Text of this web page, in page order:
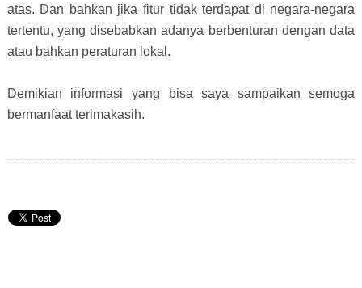
atas. Dan bahkan jika fitur tidak terdapat di negara-negara
tertentu, yang disebabkan adanya berbenturan dengan data
atau bahkan peraturan lokal.
Demikian informasi yang bisa saya sampaikan semoga
bermanfaat terimakasih.